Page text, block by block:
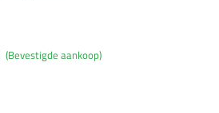
(Bevestigde aankoop)